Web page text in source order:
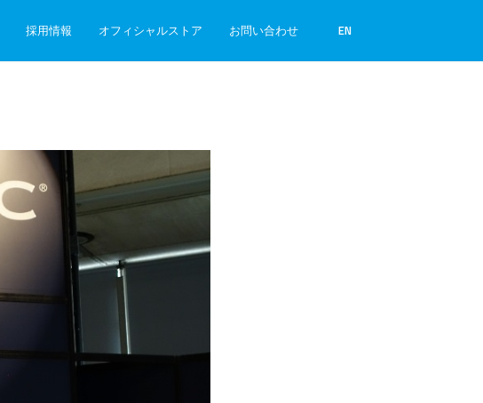
採用情報 オフィシャルストア お問い合わせ EN